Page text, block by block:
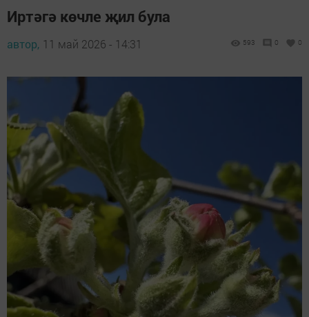
Иртәгә көчле җил була
автор, 11 май 2026 - 14:31 593 0 0